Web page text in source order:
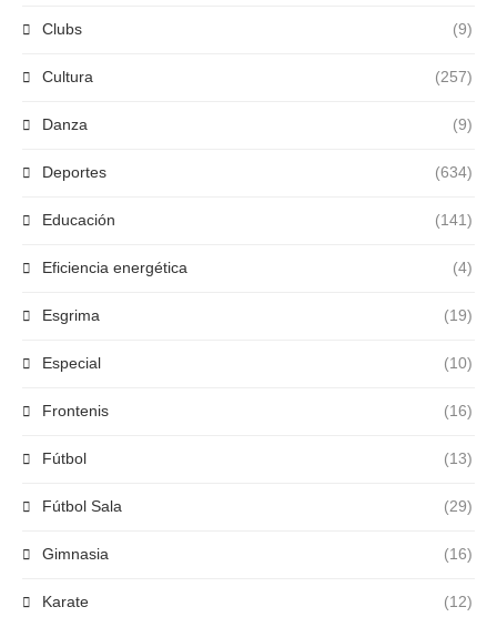
Clubs (9)
Cultura (257)
Danza (9)
Deportes (634)
Educación (141)
Eficiencia energética (4)
Esgrima (19)
Especial (10)
Frontenis (16)
Fútbol (13)
Fútbol Sala (29)
Gimnasia (16)
Karate (12)